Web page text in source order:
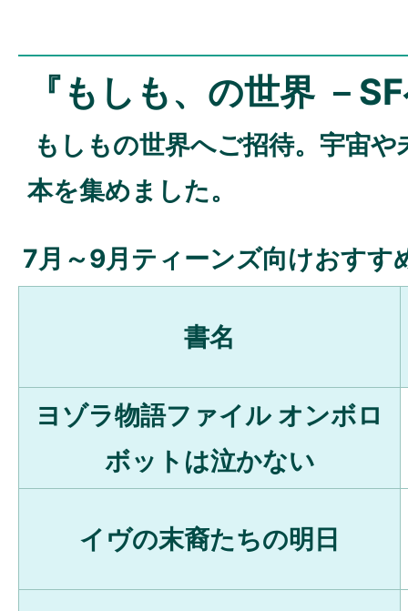
『もしも、の世界 －
もしもの世界へご招待。宇宙
本を集めました。
7月～9月ティーンズ向けおすす
書名
ヨゾラ物語ファイル オンボロ
ボットは泣かない
イヴの末裔たちの明日